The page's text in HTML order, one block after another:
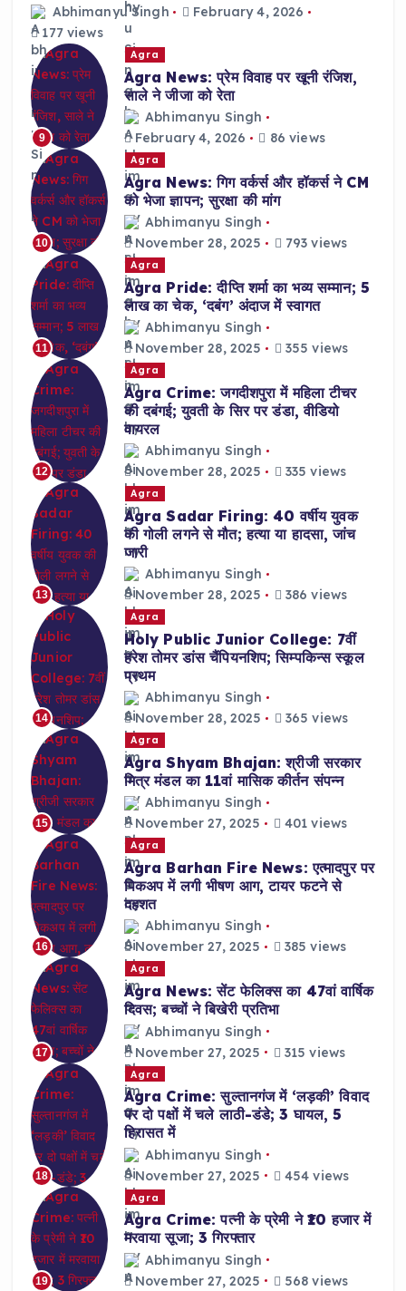
Abhimanyu Singh
February 4, 2026
177 views
9
Agra
Agra News: प्रेम विवाह पर खूनी रंजिश,
साले ने जीजा को रेता
Abhimanyu Singh
February 4, 2026
86 views
10
Agra
Agra News: गिग वर्कर्स और हॉकर्स ने CM
को भेजा ज्ञापन; सुरक्षा की मांग
Abhimanyu Singh
November 28, 2025
793 views
11
Agra
Agra Pride: दीप्ति शर्मा का भव्य सम्मान; 5
लाख का चेक, ‘दबंग’ अंदाज में स्वागत
Abhimanyu Singh
November 28, 2025
355 views
12
Agra
Agra Crime: जगदीशपुरा में महिला टीचर
की दबंगई; युवती के सिर पर डंडा, वीडियो
वायरल
Abhimanyu Singh
November 28, 2025
335 views
13
Agra
Agra Sadar Firing: 40 वर्षीय युवक
की गोली लगने से मौत; हत्या या हादसा, जांच
जारी
Abhimanyu Singh
November 28, 2025
386 views
14
Agra
Holy Public Junior College: 7वीं
हरेश तोमर डांस चैंपियनशिप; सिम्पकिन्स स्कूल
प्रथम
Abhimanyu Singh
November 28, 2025
365 views
15
Agra
Agra Shyam Bhajan: श्रीजी सरकार
मित्र मंडल का 11वां मासिक कीर्तन संपन्न
Abhimanyu Singh
November 27, 2025
401 views
16
Agra
Agra Barhan Fire News: एत्मादपुर पर
पिकअप में लगी भीषण आग, टायर फटने से
दहशत
Abhimanyu Singh
November 27, 2025
385 views
17
Agra
Agra News: सेंट फेलिक्स का 47वां वार्षिक
दिवस; बच्चों ने बिखेरी प्रतिभा
Abhimanyu Singh
November 27, 2025
315 views
18
Agra
Agra Crime: सुल्तानगंज में ‘लड़की’ विवाद
पर दो पक्षों में चले लाठी-डंडे; 3 घायल, 5
हिरासत में
Abhimanyu Singh
November 27, 2025
454 views
19
Agra
Agra Crime: पत्नी के प्रेमी ने ₹10 हजार में
मरवाया सूजा; 3 गिरफ्तार
Abhimanyu Singh
November 27, 2025
568 views